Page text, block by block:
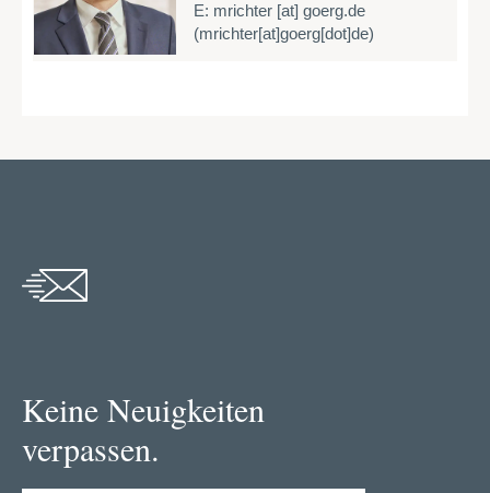
E: mrichter [at] goerg.de
(mrichter[at]goerg[dot]de)
Keine Neuigkeiten
verpassen.